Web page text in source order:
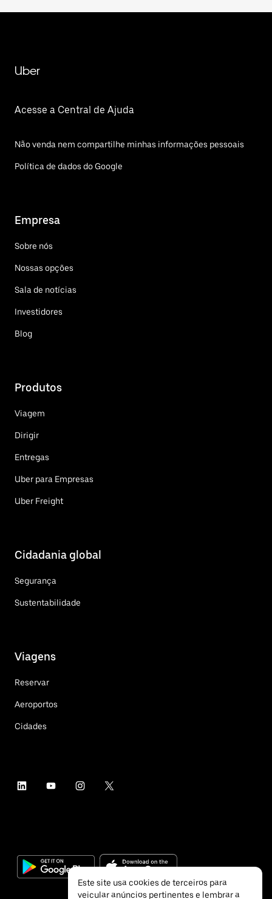
Uber
Acesse a Central de Ajuda
Não venda nem compartilhe minhas informações pessoais
Política de dados do Google
Empresa
Sobre nós
Nossas opções
Sala de notícias
Investidores
Blog
Produtos
Viagem
Dirigir
Entregas
Uber para Empresas
Uber Freight
Cidadania global
Segurança
Sustentabilidade
Viagens
Reservar
Aeroportos
Cidades
Este site usa cookies de terceiros para
veicular anúncios pertinentes e lembrar a